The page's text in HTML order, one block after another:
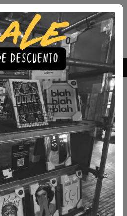
comprando 3 o más productos